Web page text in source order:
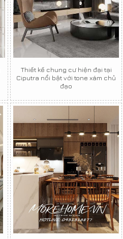
Thiết kế chung cư hiện đại tại
Ciputra nổi bật với tone xám chủ
đạo